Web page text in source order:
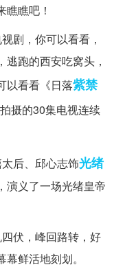
瞧吧！
剧，你可以看看，
跑的西安吃窝头，
以看看《日落紫禁
摄的30集电视连续
后、邱心志饰光绪
演义了一场光绪皇帝
伏，峰回路转，好
鲜活地刻划。